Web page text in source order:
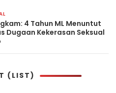
4 Tahun ML Menuntut
Dugaan Kekerasan Seksual
(LIST)